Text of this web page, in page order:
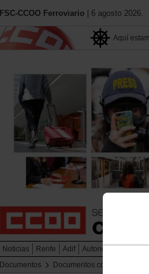
FSC-CCOO Ferroviario | 6 agosto 2026.
Aquí
Noticias Renfe Adif Autonómicos
Documentos
Documentos congresos